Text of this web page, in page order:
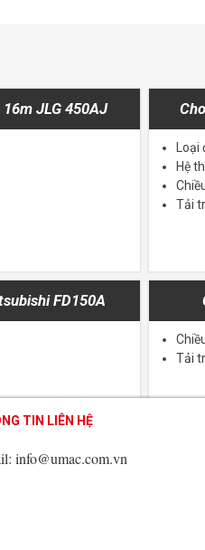
JLG 450AJ
Hệ
Tải
FD150A
Tải
TIN LIÊN HỆ
info@umac.com.vn
TIN LIÊN HỆ
info@umac.com.vn
TIN LIÊN HỆ
info@umac.com.vn